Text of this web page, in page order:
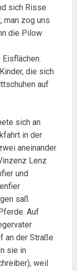
sich Risse
man zog uns
die Pilow
die sich
auf
sich an
in der
aneinander
Lenz
und
saß
Auf
an der Straße
sie in
weil